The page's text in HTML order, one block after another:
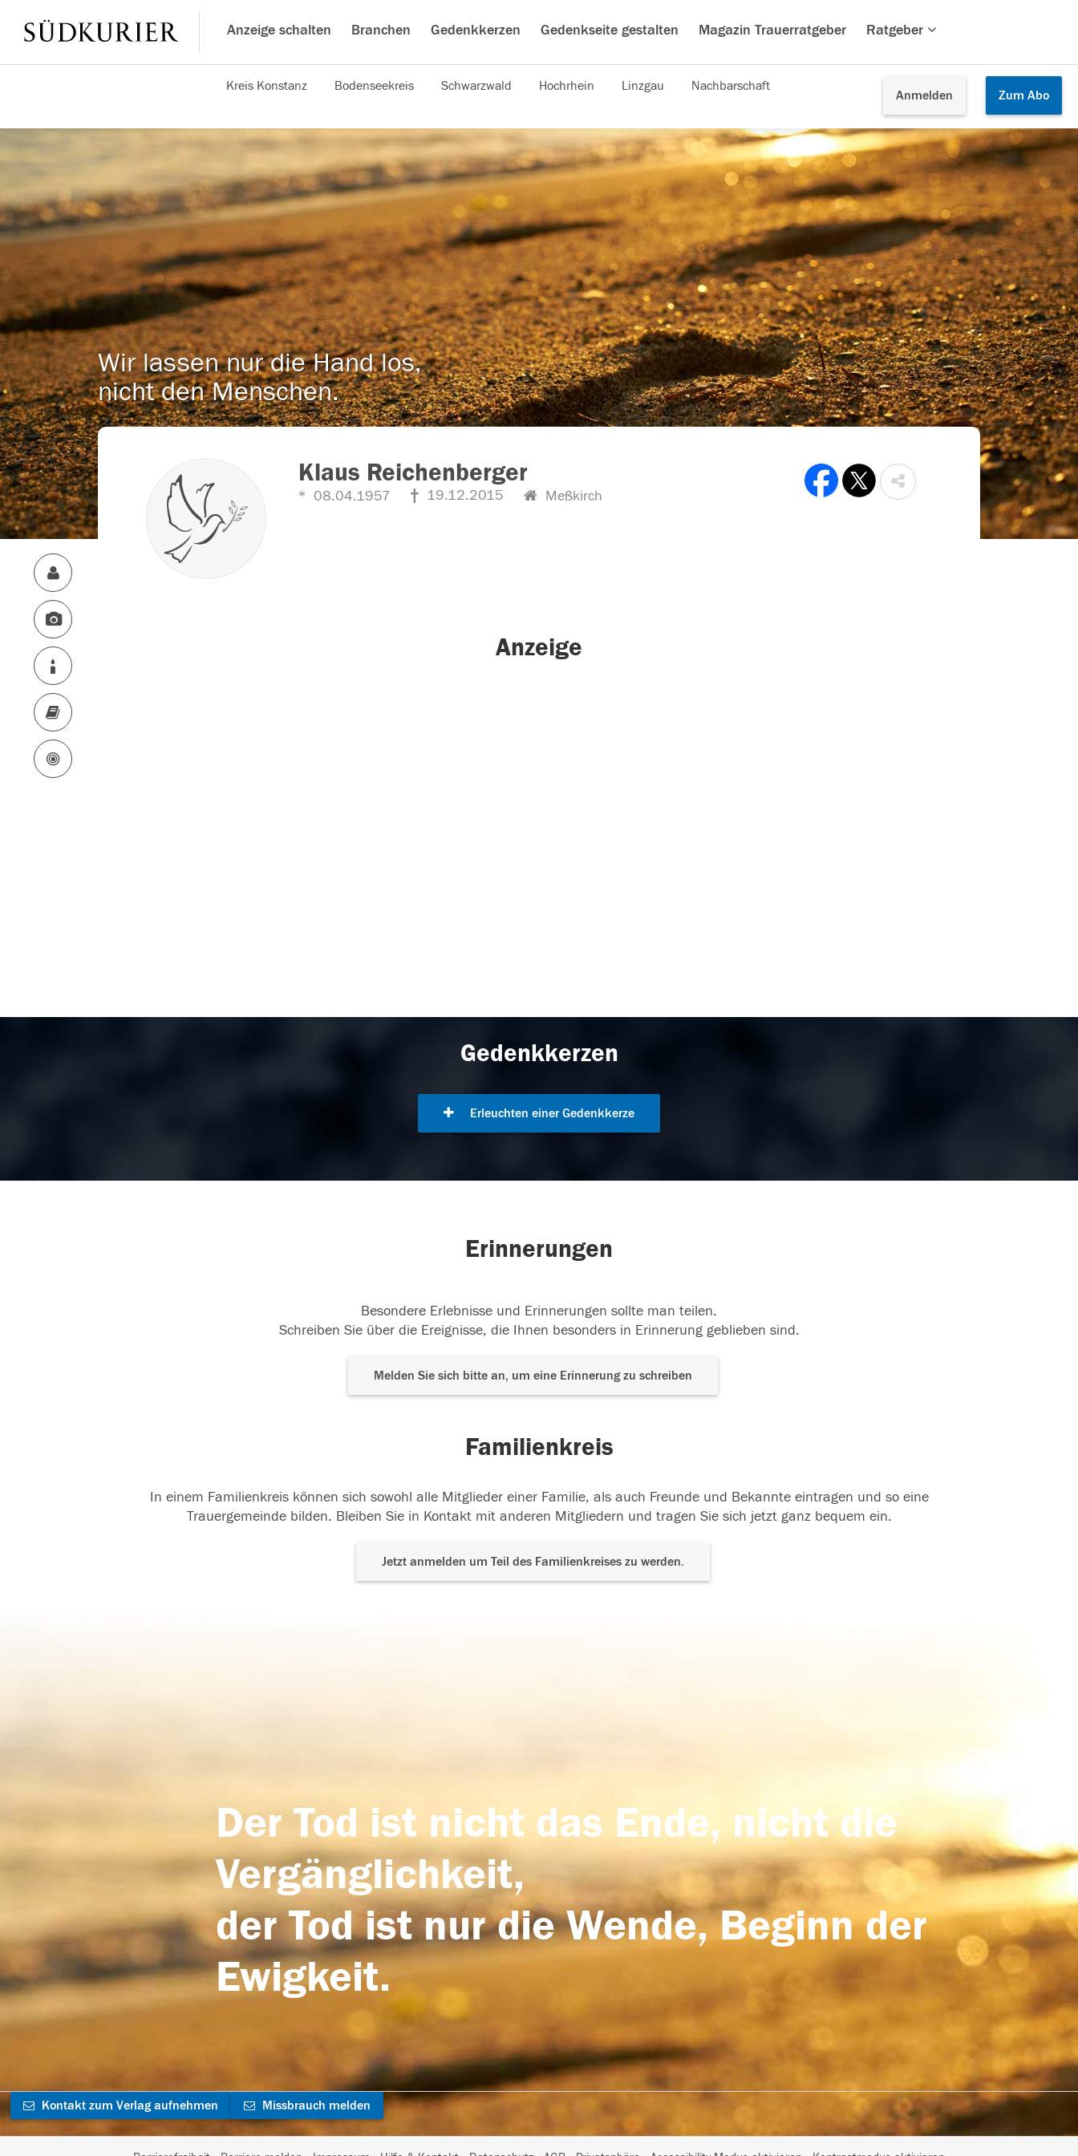
Anzeige schalten Branchen Gedenkkerzen Gedenkseite gestalten Magazin Trauerratgeber Ratgeber
Anmelden Zum Abo
Kreis Konstanz Bodenseekreis Schwarzwald Hochrhein Linzgau Nachbarschaft
Wir lassen nur die Hand los,
nicht den Menschen.
Klaus Reichenberger
08.04.1957 19.12.2015 Meßkirch
Anzeige
Gedenkkerzen
Erleuchten einer Gedenkkerze
Erinnerungen
Besondere Erlebnisse und Erinnerungen sollte man teilen.
Schreiben Sie über die Ereignisse, die Ihnen besonders in Erinnerung geblieben sind.
Melden Sie sich bitte an, um eine Erinnerung zu schreiben
Familienkreis
In einem Familienkreis können sich sowohl alle Mitglieder einer Familie, als auch Freunde und Bekannte eintragen und so eine
Trauergemeinde bilden. Bleiben Sie in Kontakt mit anderen Mitgliedern und tragen Sie sich jetzt ganz bequem ein.
Jetzt anmelden um Teil des Familienkreises zu werden.
Der Tod ist nicht das Ende, nicht die
Vergänglichkeit,
der Tod ist nur die Wende, Beginn der
Ewigkeit.
Kontakt zum Verlag aufnehmen Missbrauch melden